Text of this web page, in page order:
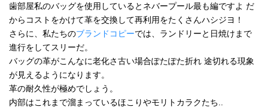
歯部屋私のバッグを使用しているとネバープール最も編ですよ だ
からコストをかけて革を交換して再利用をたくさんハシジヨ！
さらに、私たちのブランドコピーでは、ランドリーと日焼けまで
進行をしてスリーだ。
バッグの革がこんなに老化さ古い場合ぽたぽた折れ 途切れる現象
が見えるようになります。
革の耐久性が極めでしょう。
内部はこれまで溜まっているほこりやモリトカラクたち..